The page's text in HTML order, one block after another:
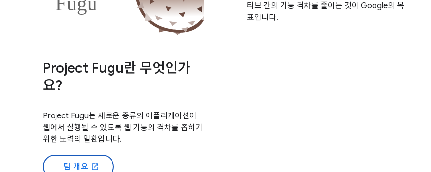
Project Fugu란 무엇인가
요?
Project Fugu는 새로운 종류의 애플리케이션이
웹에서 실행될 수 있도록 웹 기능의 격차를 좁히기
위한 노력의 일환입니다.
팀 개요 open_in_new
티브 간의 기능 격차를 줄이는 것이 Google의 목
표입니다.